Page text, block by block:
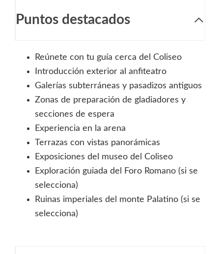
Puntos destacados
Reúnete con tu guía cerca del Coliseo
Introducción exterior al anfiteatro
Galerías subterráneas y pasadizos antiguos
Zonas de preparación de gladiadores y
secciones de espera
Experiencia en la arena
Terrazas con vistas panorámicas
Exposiciones del museo del Coliseo
Exploración guiada del Foro Romano (si se
selecciona)
Ruinas imperiales del monte Palatino (si se
selecciona)